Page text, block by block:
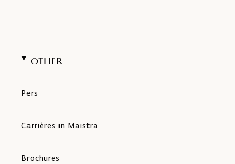
OTHER
Pers
Carrières in Maistra
Brochures